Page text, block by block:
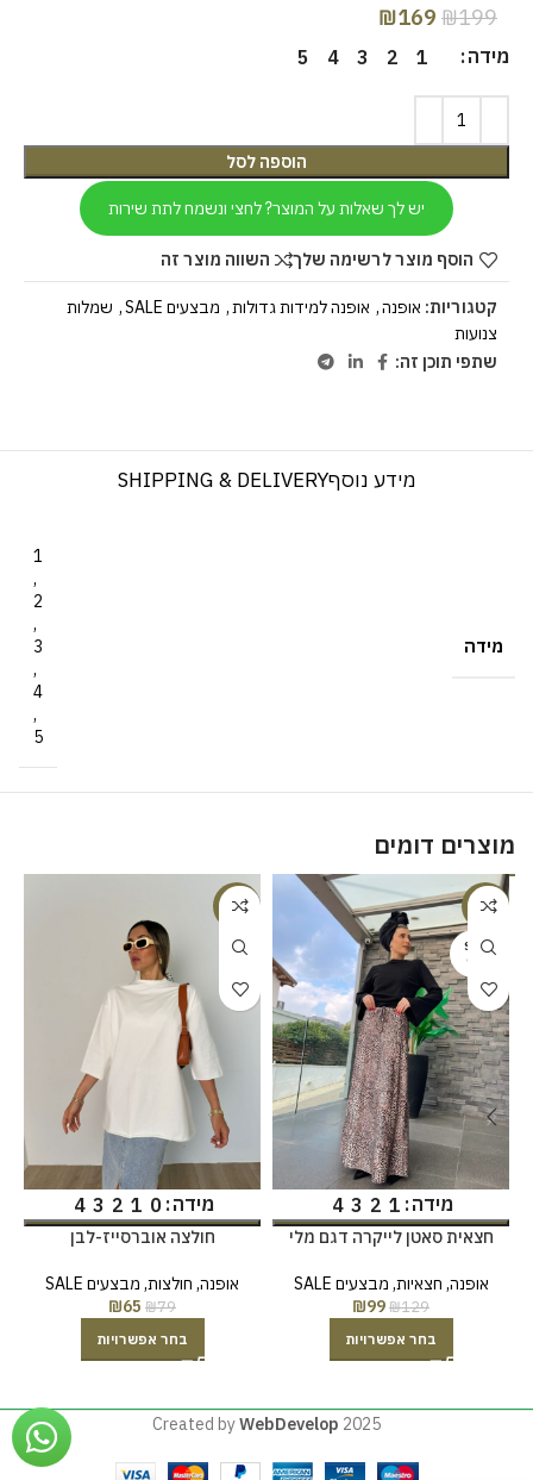
₪199
₪169
מידה 1
2
3
4
5
הוספה לסל
יש לך שאלות על המוצר? לחצי ונשמח לתת שירות
הוסף מוצר לרשימה שלך השווה מוצר זה
קטגוריות: אופנה, אופנה למידות גדולות, מבצעים SALE , שמלות
צנועות
שתפי תוכן זה:
מידע נוסףSHIPPING & DELIVERY
מידה
1
,
2
,
3
,
4
,
5
מוצרים דומים
-23%
SOLD
OUT
מידה 1
2
3
4
חצאית סאטן לייקרה דגם מלי
אופנה, חצאיות, מבצעים SALE
₪129
₪99
בחר אפשרויות
-18%
מידה 0
1
2
3
4
חולצה אוברסייז-לבן
אופנה, חולצות, מבצעים SALE
₪79
₪65
בחר אפשרויות
Created byWebDevelop 2025